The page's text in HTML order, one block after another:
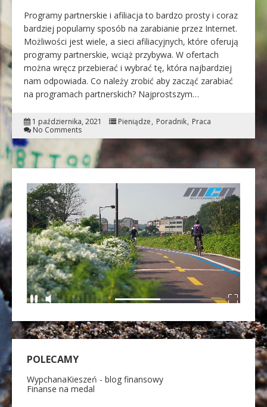
Programy partnerskie i afiliacja to bardzo prosty i coraz
bardziej popularny sposób na zarabianie przez Internet.
Możliwości jest wiele, a sieci afiliacyjnych, które oferują
programy partnerskie, wciąż przybywa. W ofertach
można wręcz przebierać i wybrać tę, która najbardziej
nam odpowiada. Co należy zrobić aby zacząć zarabiać
na programach partnerskich? Najprostszym…
1 października, 2021 Pieniądze Poradnik Praca
No Comments
POLECAMY
WypchanaKieszeń - blog finansowy
Finanse na medal